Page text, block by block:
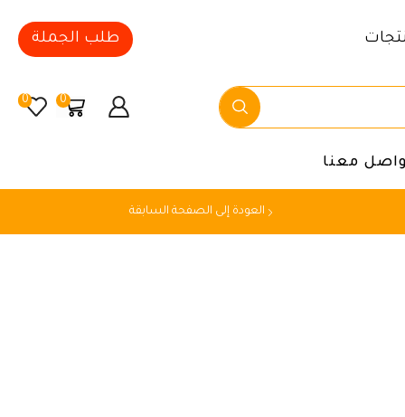
طلب الجملة
0
0
معنا
العودة إلى الصفحة السابقة